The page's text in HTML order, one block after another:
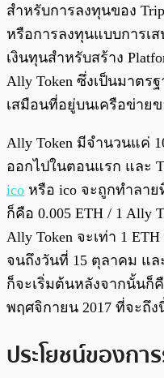
สำหรับการลงทุนของ
หรือการลงทุนแบบการเส
เงินทุนสำหรับสร้าง
Ally Token ซึ่งเป็นมาตร
เสมือนที่อยู่บนเครือข่ายข
Ally Token มีจำนวนแค่
ออกไปในตอนแรก และ
ico หรือ ico จะถูกทำลา
ก็คือ 0.005 ETH / 1 Ally
Ally Token จะเท่า 1
จนถึงวันที่ 15 ตุลาคม แ
ก็จะเริ่มต้นหลังจากนั้นก็
พฤศจิกายน 2017 ที่จะถึง
ประโยชน์ของกา